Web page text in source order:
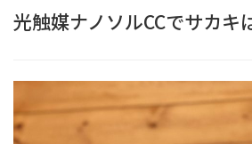
光触媒ナノソルCCでサカ